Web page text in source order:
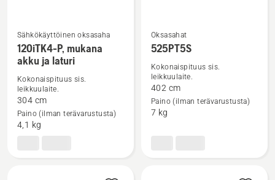
laturin
Katso
lisätietoja
tuotteesta
120iTK4-
mukana
Sähkökäyttöinen oksasaha​
120iTK4-P, mukana
akku ja laturi
Kokonaispituus sis.
leikkuulaite.
304 cm
Paino (ilman terävarustusta)
4,1 kg
Katso
lisätietoja
tuotteesta
525PT5S
Oksasahat
525PT5S
Kokonaispituus sis.
leikkuulaite.
402 cm
Paino (ilman terävarustusta)
7 kg